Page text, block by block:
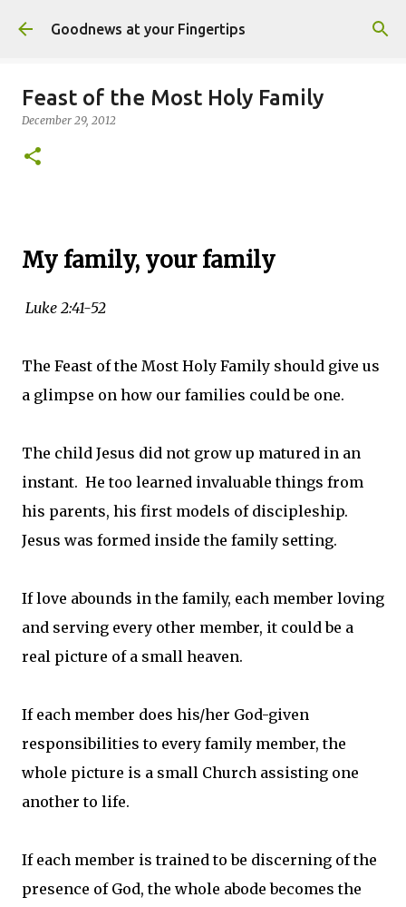
Skip to main content
Goodnews at your Fingertips
Feast of the Most Holy Family
December 29, 2012
My family, your family
Luke 2:41-52
The Feast of the Most Holy Family should give us
a glimpse on how our families could be one.
The child Jesus did not grow up matured in an
instant. He too learned invaluable things from
his parents, his first models of discipleship.
Jesus was formed inside the family setting.
If love abounds in the family, each member loving
and serving every other member, it could be a
real picture of a small heaven.
If each member does his/her God-given
responsibilities to every family member, the
whole picture is a small Church assisting one
another to life.
If each member is trained to be discerning of the
presence of God, the whole abode becomes the